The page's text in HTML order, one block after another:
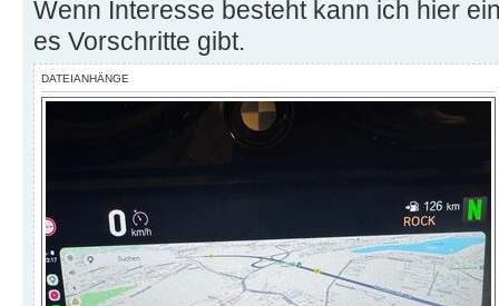
Wenn Interesse besteht kann ich hier
es Vorschritte gibt.
DATEIANHÄNGE